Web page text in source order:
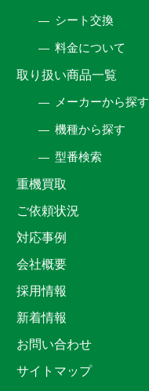
シート交換
料金について
取り扱い商品一覧
メーカーから探す
機種から探す
型番検索
重機買取
ご依頼状況
対応事例
会社概要
採用情報
新着情報
お問い合わせ
サイトマップ